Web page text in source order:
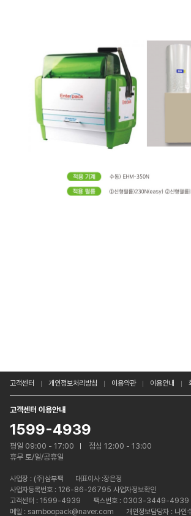
고객센터 개인정보처리방침 이용약관 이용안내
고객센터 이용안내
1599-4939
평일 09:00 - 17:00
점심 12:00 - 13:00
휴무 토/일/공휴일
사업장 : (주)삼부팩
대표이사 :장은정
사업자등록번호 : 126-86-26795 사업자정보확인
고객센터 : 1599-4939
팩스번호 : 0303-3449-4939
메일 : samboopack@naver.com
개인정보담당자 : 나인